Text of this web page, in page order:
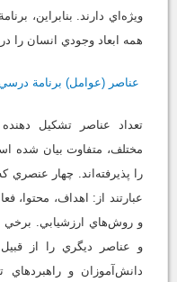
ويژه‌اي دارند. بنابراين،
همه ابعاد وجودي انسان را
عناصر (عوامل) برنامة‌
تعداد عناصر تشكيل
مختلف، متفاوت بيان شده
را پذيرفته‌اند. چهار عنصري
عبارتند از: اهداف‌، محتوا،
و روش‌هاي ارزشيابي. برخي
و عناصر ديگري را از قبيل
دانش‌آموزان و